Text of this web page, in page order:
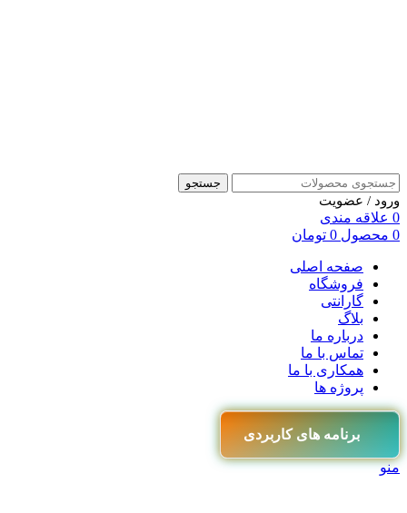
جستجو
ورود / عضویت
0 علاقه مندی
0 محصول 0 تومان
صفحه اصلی
فروشگاه
گارانتی
بلاگ
درباره ما
تماس با ما
همکاری با ما
پروژه ها
برنامه های کاربردی
منو